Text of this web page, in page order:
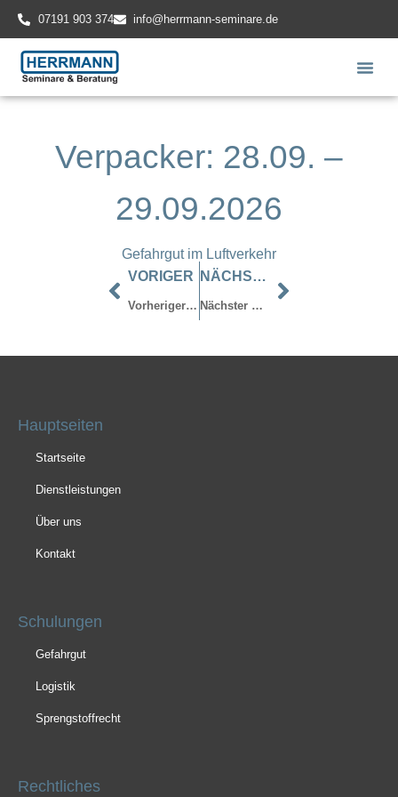
07191 903 374 info@herrmann-seminare.de
Verpacker: 28.09. –
29.09.2026
Gefahrgut im Luftverkehr
VORIGER
Vorheriger Beitrag
NÄCHSTER
Nächster Beitrag
Hauptseiten
Startseite
Dienstleistungen
Über uns
Kontakt
Schulungen
Gefahrgut
Logistik
Sprengstoffrecht
Rechtliches